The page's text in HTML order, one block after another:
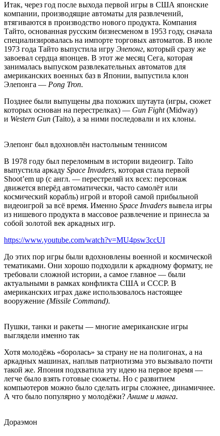
Итак, через год после выхода первой игры в США японские
компании, производящие автоматы для развлечений,
втягиваются в производство нового продукта. Компания
Тайто, основанная русским бизнесменом в 1953 году, сначала
специализировалась на импорте торговых автоматов. В июле
1973 года Тайто выпустила игру Элепонг, который сразу же
завоевал сердца японцев. В этот же месяц Сега, которая
занималась выпуском развлекательных автоматов для
американских военных баз в Японии, выпустила клон
Элепонга — Pong Tron.
Позднее были выпущены два похожих шутаута (игры, сюжет
которых основан на перестрелках) — Gun Fight(Midway)
и Western Gun (Taito), а за ними последовали и их клоны.
Элепонг был вдохновлён настольным теннисом
В 1978 году был переломным в истории видеоигр. Taito
выпустила аркаду Space Invaders, которая стала первой
Shoot’em up (с англ. — перестреляй их всех: персонаж
движется вперёд автоматически, часто самолёт или
космический корабль) игрой и второй самой прибыльной
видеоигрой за всё время. Именно Space Invaders вывела игры
из нишевого продукта в массовое развлечение и принесла за
собой золотой век аркадных игр.
https://www.youtube.com/watch?v=MU4psw3ccUI
До этих пор игры были вдохновлены военной и космической
тематиками. Они хорошо подходили к аркадному формату, не
требовали сложной истории, а самое главное — были
актуальными в рамках конфликта США и СССР. В
американских играх даже использовалось настоящее
вооружение (Missile Command).
Пушки, танки и ракеты — многие американские игры
выглядели именно так
Хотя молодёжь «боролась» за страну не на полигонах, а на
аркадных машинах, наплыв патриотизма это вызывало почти
такой же. Япония подхватила эту идею на первое время —
легче было взять готовые сюжеты. Но с развитием
компьютеров можно было сделать игры сложнее, динамичнее.
А что было популярно у молодёжи? Аниме и манга.
Дораэмон